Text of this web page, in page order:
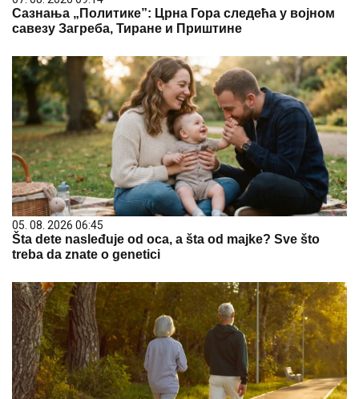
Сазнања „Политике”: Црна Гора следећа у војном
савезу Загреба, Тиране и Приштине
05. 08. 2026 06:45
Šta dete nasleđuje od oca, a šta od majke? Sve što
treba da znate o genetici